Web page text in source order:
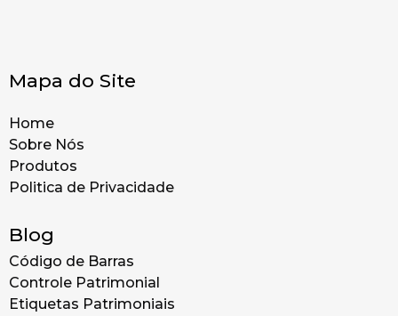
Mapa do Site
Home
Sobre Nós
Produtos
Politica de Privacidade
Blog
Código de Barras
Controle Patrimonial
Etiquetas Patrimoniais